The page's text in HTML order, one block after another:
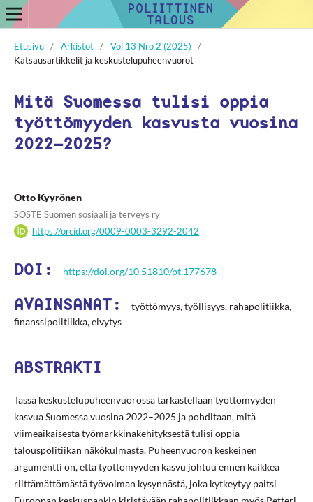
Etusivu / Arkistot / Vol 13 Nro 2 (2025)
/
Katsausartikkelit ja keskustelupuheenvuorot
Mitä Suomessa tulisi oppia
työttömyyden kasvusta vuosina
2022–2025?
Otto Kyyrönen
SOSTE Suomen sosiaali ja terveys ry
https://orcid.org/0009-0003-3292-2042
DOI: https://doi.org/10.51810/pt.177678
AVAINSANAT:
työttömyys, työllisyys, rahapolitiikka,
finanssipolitiikka, elvytys
ABSTRAKTI
Tässä keskustelupuheenvuorossa tarkastellaan työttömyyden
kasvua Suomessa vuosina 2022–2025 ja pohditaan, mitä
viimeaikaisesta työmarkkinakehityksestä tulisi oppia
talouspolitiikan näkökulmasta. Puheenvuoron keskeinen
argumentti on, että työttömyyden kasvu johtuu ennen kaikkea
riittämättömästä työvoiman kysynnästä, joka kytkeytyy paitsi